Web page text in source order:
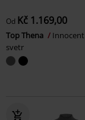
Od Kč 1.169,00
Top Thena Innocent
svetr